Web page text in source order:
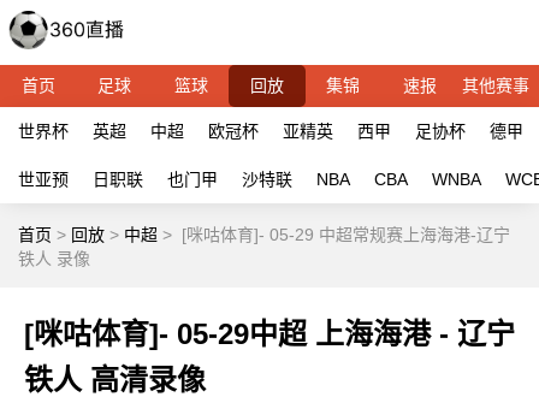
首页 足球 篮球 回放 集锦 速报 其他赛事
世界杯 英超 中超 欧冠杯 亚精英 西甲 足协杯 德甲
世亚预 日职联 也门甲 沙特联 NBA CBA WNBA
首页 > 回放 > 中超 > [咪咕体育]- 05-29 中超常规赛上海海港-辽宁
铁人 录像
[咪咕体育]- 05-29中超 上海海港 - 辽宁
铁人 高清录像